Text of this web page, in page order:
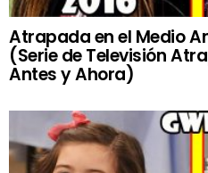
Atrapada en el Medio
(Serie de Televisión
Antes y Ahora)